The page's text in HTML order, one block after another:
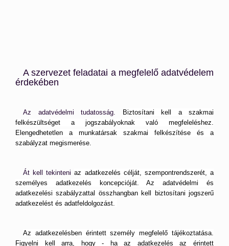
A szervezet feladatai a megfelelő adatvédelem
érdekében
Az adatvédelmi tudatosság.
Biztosítani kell a szakmai
felkészültséget a jogszabályoknak való megfeleléshez.
Elengedhetetlen a munkatársak szakmai felkészítése és a
szabályzat megismerése.
Át kell tekinteniaz adatkezelés célját, szempontrendszerét, a
személyes adatkezelés koncepcióját. Az adatvédelmi és
adatkezelési szabályzattal összhangban kell biztosítani jogszerű
adatkezelést és adatfeldolgozást.
Az adatkezelésben érintett személy megfelelő tájékoztatása.
Figyelni kell arra, hogy - ha az adatkezelés az érintett